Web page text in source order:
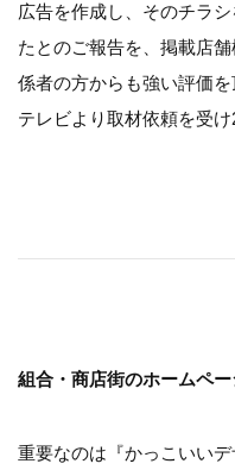
広告を作成し、そのチラ
たとのご報告を、掲載店
係者の方からも強い評価
テレビより取材依頼を受け
組合・商店街のホームペー
重要なのは『かっこいい